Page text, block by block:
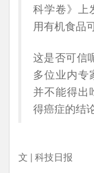
科学卷》上
用有机食品
这是否可信
多位业内专
并不能得出
得癌症的结论
文 | 科技日报